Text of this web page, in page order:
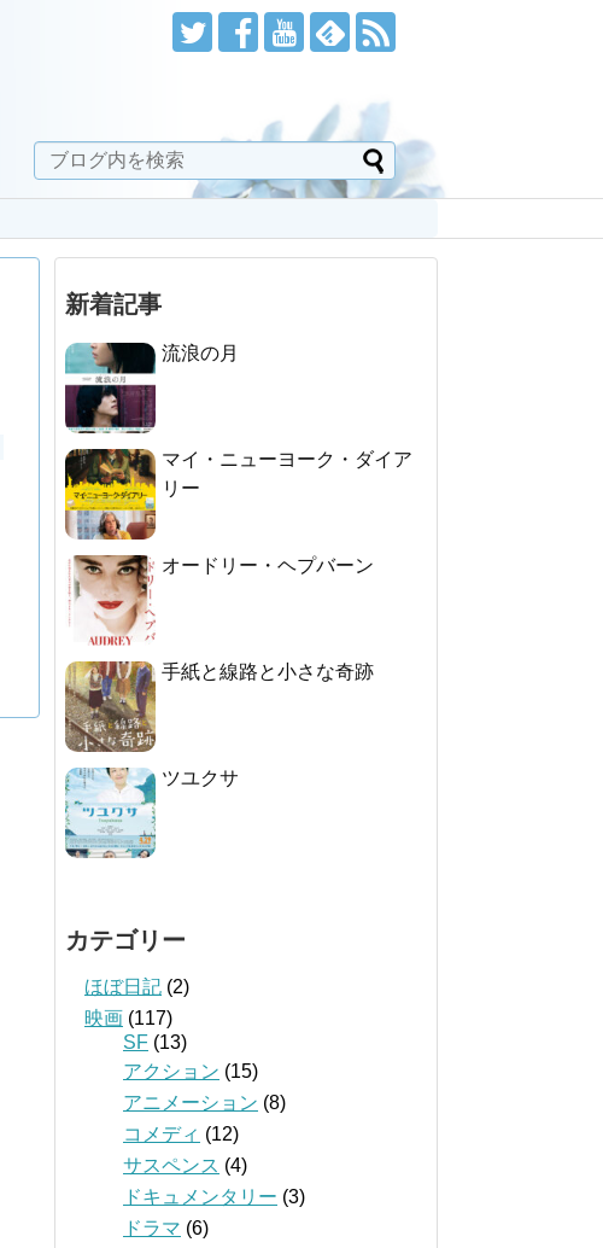
新着記事
流浪の月
マイ・ニューヨーク・ダイア
リー
オードリー・ヘプバーン
手紙と線路と小さな奇跡
ツユクサ
カテゴリー
ほぼ日記 (2)
映画 (117)
SF (13)
アクション (15)
アニメーション (8)
コメディ (12)
サスペンス (4)
ドキュメンタリー (3)
ドラマ (6)